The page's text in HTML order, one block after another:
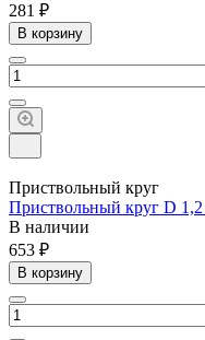
281 ₽
В корзину
Приствольный круг
Приствольный круг D
В наличии
653 ₽
В корзину